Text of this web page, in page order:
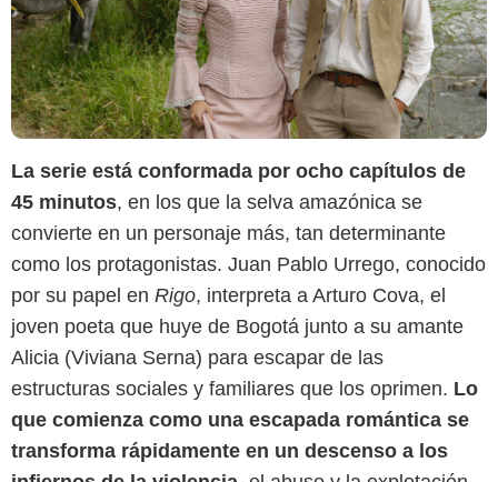
La serie está conformada por ocho capítulos de
45 minutos, en los que la selva amazónica se
convierte en un personaje más, tan determinante
como los protagonistas. Juan Pablo Urrego, conocido
por su papel en Rigo, interpreta a Arturo Cova, el
joven poeta que huye de Bogotá junto a su amante
Alicia (Viviana Serna) para escapar de las
estructuras sociales y familiares que los oprimen. Lo
que comienza como una escapada romántica se
transforma rápidamente en un descenso a los